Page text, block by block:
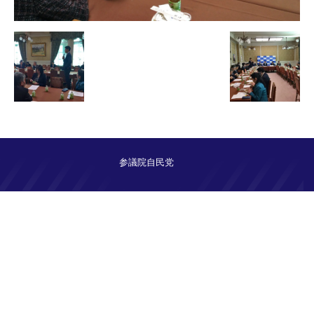
参議院自民党